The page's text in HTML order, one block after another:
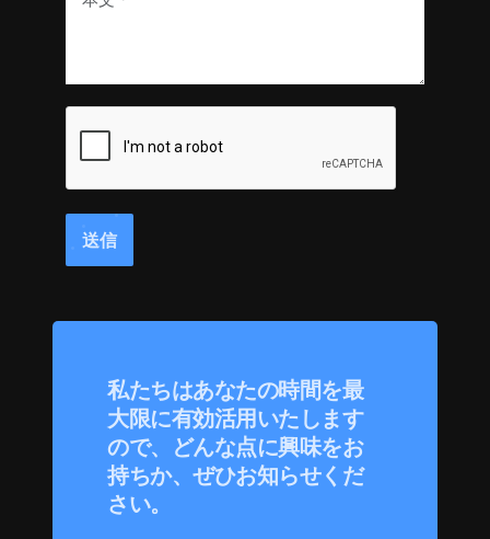
送信
私たちはあなたの時間を最
大限に有効活用いたします
ので、どんな点に興味をお
持ちか、ぜひお知らせくだ
さい。